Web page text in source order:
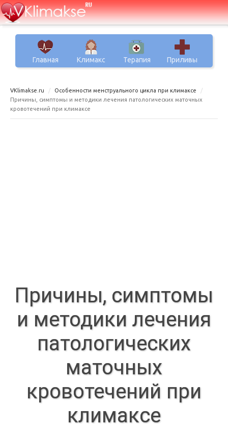
Главная Климакс Терапия Приливы
VKlimakse.ru
Особенности менструального цикла при климаксе
Причины, симптомы и методики лечения патологических маточных
кровотечений при климаксе
Причины, симптомы
и методики лечения
патологических
маточных
кровотечений при
климаксе